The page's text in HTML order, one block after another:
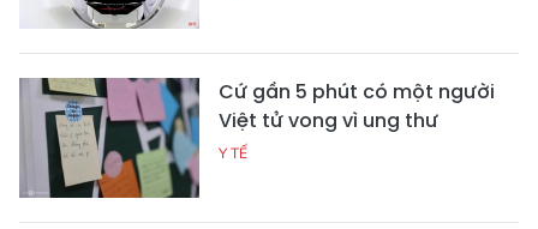
Cứ gần 5 phút có một người
Việt tử vong vì ung thư
Y TẾ